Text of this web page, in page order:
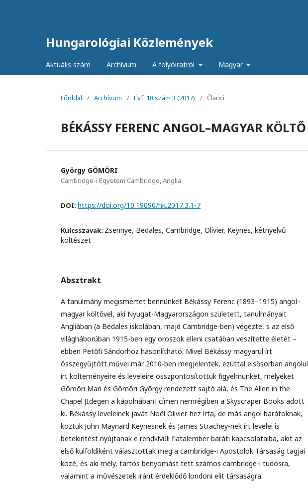
Hungarológiai Közlemények
Aktuális szám Archívum A folyóiratról Magyar
Főoldal / Archívum / Évf. 18 szám 3 (2017) / Članci
BÉKÁSSY FERENC ANGOL–MAGYAR KÖLTŐ
György GÖMÖRI
Cambridge-i Egyetem Cambridge, Anglia
DOI: https://doi.org/10.19090/hk.2017.3.1-7
Kulcsszavak: Zsennye, Bedales, Cambridge, Olivier, Keynes, kétnyelvű
költészet
Absztrakt
A tanulmány megismertet bennünket Békássy Ferenc (1893–1915) angol–
magyar költővel, aki Nyugat-Magyarországon született, tanulmányait
Angliában (a Bedales iskolában, majd Cambridge-ben) végezte, s az első
világháborúban 1915-ben egy oroszok elleni csatában veszítette életét –
ebben Petőfi Sándorhoz hasonlítható. Mivel Békássy magyarul írt
összegyűjtött művei már 2010-ben megjelentek, ezúttal elsősorban angolul
írt költeményeire és leveleire összpontosítottuk figyelmünket, melyeket
Gömöri Mari és Gömöri György rendezett sajtó alá, és The Alien in the
Chapel [Idegen a kápolnában] címen nemrégiben a Skyscraper Books adott
ki. Békássy leveleinek javát Noël Olivier-hez írta, de más angol barátoknak,
köztük John Maynard Keynesnek és James Strachey-nek írt levelei is
betekintést nyújtanak e rendkívüli fiatalember baráti kapcsolataiba, akit az
első külföldiként választottak meg a cambridge-i Apostolok Társaság tagjai
közé, és aki mély, tartós benyomást tett számos cambridge-i tudósra,
valamint a művészetek iránt érdeklődő londoni elit társaságra.